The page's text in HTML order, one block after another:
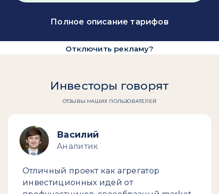
Полное описание тарифов
Отключить рекламу?
Инвесторы говорят
ОТЗЫВЫ НАШИХ ПОЛЬЗОВАТЕЛЕЙ
Василий
Аналитик
Отличный проект как агрегатор
инвестиционных идей от